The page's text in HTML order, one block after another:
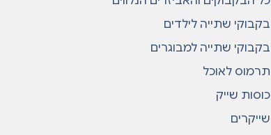
בקבוקי שתייה לילדים
בקבוקי שתייה למבוגרים
תרמוס לאוכל
כוסות שייק
שייקרים